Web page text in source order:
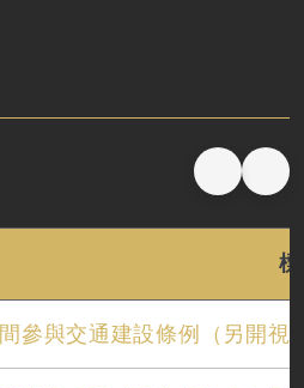
低碳韌性鐵道
業指引
計指引
碳管理程序書
參與交通建設條例（另開視